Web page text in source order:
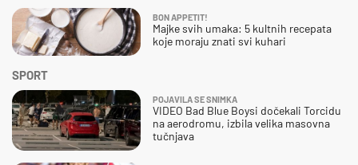
SPORT
POJAVILA SE SNIMKA
VIDEO Bad Blue Boysi dočekali Torcidu
na aerodromu, izbila velika masovna
tučnjava
BON APPETIT!
Majke svih umaka: 5 kultnih recepata
koje moraju znati svi kuhari